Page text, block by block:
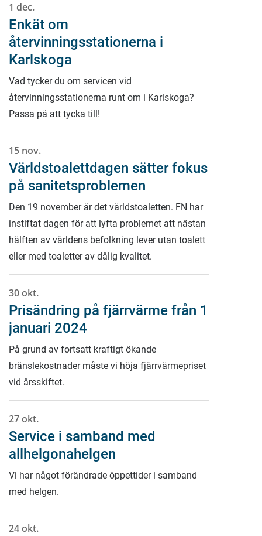
1 dec.
Enkät om
återvinningsstationerna i
Karlskoga
Vad tycker du om servicen vid
återvinningsstationerna runt om i Karlskoga?
Passa på att tycka till!
15 nov.
Världstoalettdagen sätter fokus
på sanitetsproblemen
Den 19 november är det världstoaletten. FN har
instiftat dagen för att lyfta problemet att nästan
hälften av världens befolkning lever utan toalett
eller med toaletter av dålig kvalitet.
30 okt.
Prisändring på fjärrvärme från 1
januari 2024
På grund av fortsatt kraftigt ökande
bränslekostnader måste vi höja fjärrvärmepriset
vid årsskiftet.
27 okt.
Service i samband med
allhelgonahelgen
Vi har något förändrade öppettider i samband
med helgen.
24 okt.